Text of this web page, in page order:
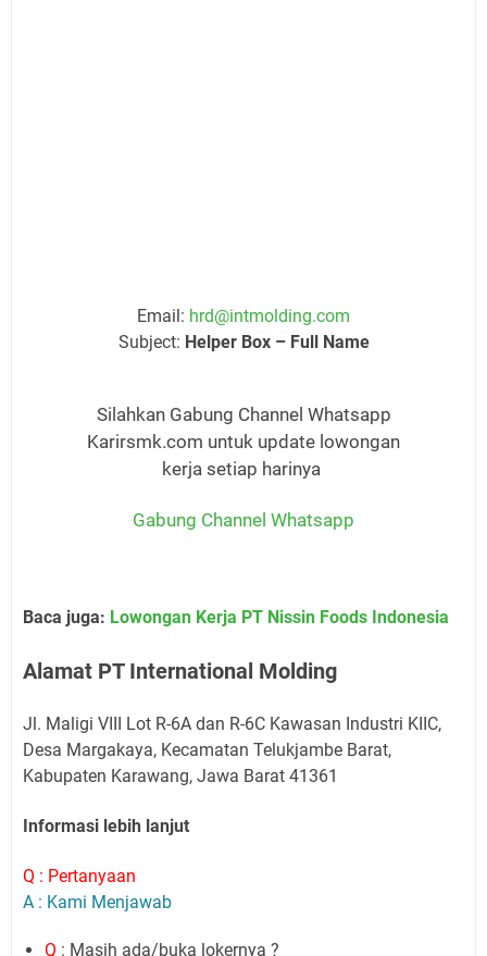
Email: hrd@intmolding.com
Subject: Helper Box – Full Name
Silahkan Gabung Channel Whatsapp
Karirsmk.com untuk update lowongan
kerja setiap harinya
Gabung Channel Whatsapp
Baca juga: Lowongan Kerja PT Nissin Foods Indonesia
Alamat PT International Molding
Jl. Maligi VIII Lot R-6A dan R-6C Kawasan Industri KIIC,
Desa Margakaya, Kecamatan Telukjambe Barat,
Kabupaten Karawang, Jawa Barat 41361
Informasi lebih lanjut
Q : Pertanyaan
A : Kami Menjawab
Q : Masih ada/buka lokernya ?